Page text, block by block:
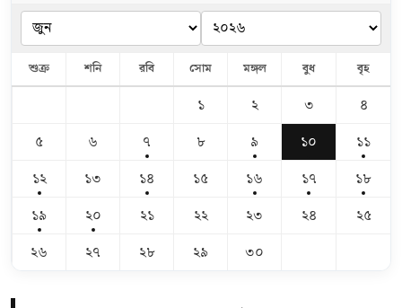
শুক্র শনি রবি সোম মঙ্গল বুধ বৃহ
১ ২ ৩
৪
৫
৬ ৭ ৮ ৯ ১০
১১
১২
১৩ ১৪ ১৫ ১৬ ১৭
১৮
১৯
২০ ২১ ২২ ২৩ ২৪
২৫
২৬
২৭ ২৮ ২৯ ৩০